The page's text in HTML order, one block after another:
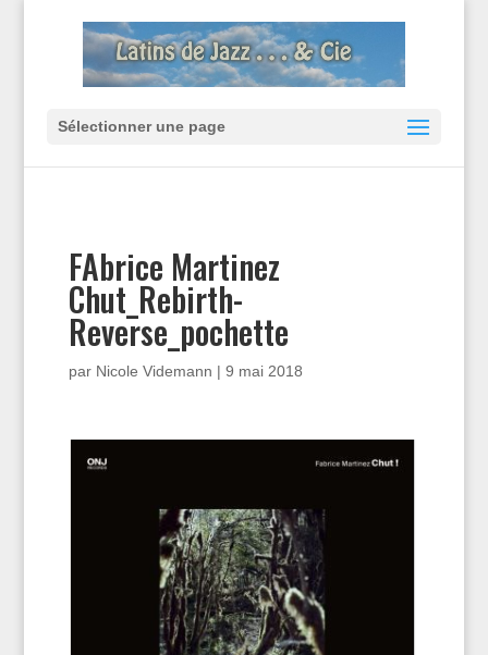
Sélectionner une page
FAbrice Martinez
Chut_Rebirth-
Reverse_pochette
par Nicole Videmann | 9 mai 2018